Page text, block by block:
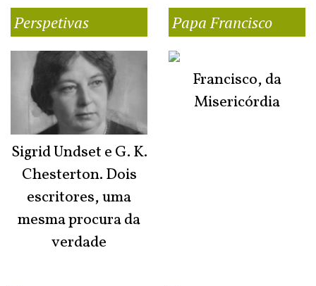
Perspetivas
Sigrid Undset e G. K.
Chesterton. Dois
escritores, uma
mesma procura da
verdade
Papa Francisco
Francisco, da
Misericórdia